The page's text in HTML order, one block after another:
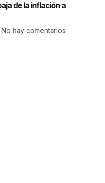
de la inflación a
No hay comentarios